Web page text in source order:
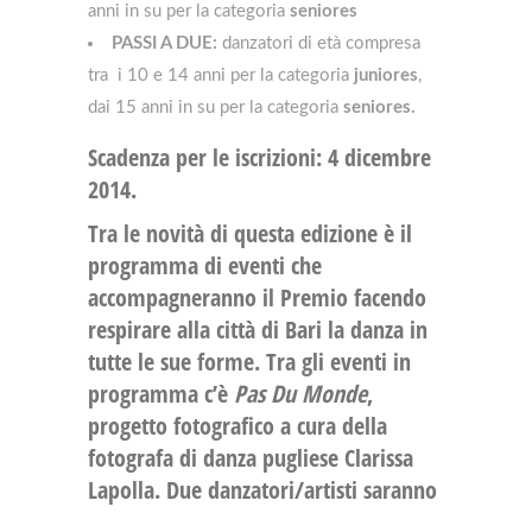
anni in su per la categoria seniores
PASSI A DUE: danzatori di età compresa
tra i 10 e 14 anni per la categoria juniores,
dai 15 anni in su per la categoria seniores.
Scadenza per le iscrizioni: 4 dicembre
2014.
Tra le novità di questa edizione è il
programma di eventi che
accompagneranno il Premio facendo
respirare alla città di Bari la danza in
tutte le sue forme. Tra gli eventi in
programma c’è Pas Du Monde,
progetto fotografico a cura della
fotografa di danza pugliese Clarissa
Lapolla. Due danzatori/artisti saranno